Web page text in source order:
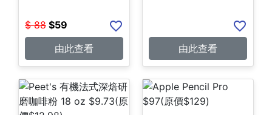
$ 88 $59
由此查看
由此查看